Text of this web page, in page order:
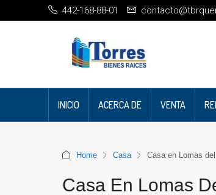
442-168-88-01
INICIO ACERCA DE VENTA
Home Casa Casa en Lomas
Casa En Lomas